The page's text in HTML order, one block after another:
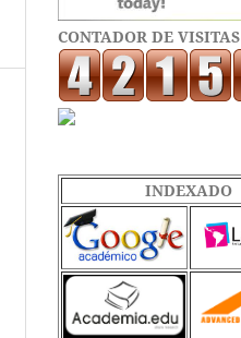
CONTADOR DE VISITAS
INDEXADO